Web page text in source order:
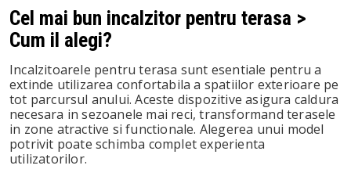
Cel mai bun incalzitor pentru terasa >
Cum il alegi?
Incalzitoarele pentru terasa sunt esentiale pentru a
extinde utilizarea confortabila a spatiilor exterioare pe
tot parcursul anului. Aceste dispozitive asigura caldura
necesara in sezoanele mai reci, transformand terasele
in zone atractive si functionale. Alegerea unui model
potrivit poate schimba complet experienta
utilizatorilor.